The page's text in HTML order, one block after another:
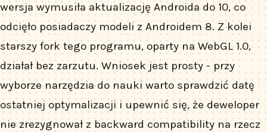
wersja wymusiła aktualizację Androida do 10, co
odcięło posiadaczy modeli z Androidem 8. Z kolei
starszy fork tego programu, oparty na WebGL 1.0,
działał bez zarzutu. Wniosek jest prosty - przy
wyborze narzędzia do nauki warto sprawdzić datę
ostatniej optymalizacji i upewnić się, że deweloper
nie zrezygnował z backward compatibility na rzecz